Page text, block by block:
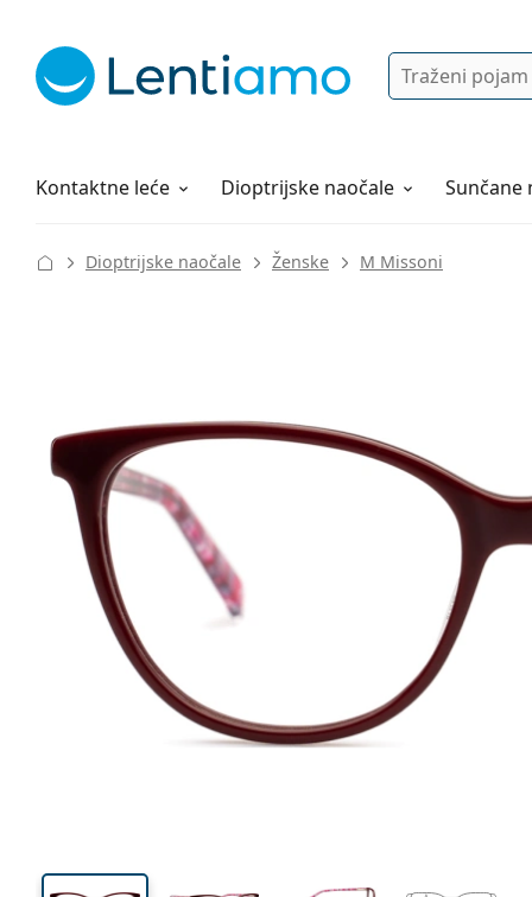
Pretraga
Kontaktne leće
Otopine za leće Dioptrijske naočale Sunčane
Sve o kupovini
Dioptrijske naočale Ženske M Missoni
42 mm
Visina leće Širina leće